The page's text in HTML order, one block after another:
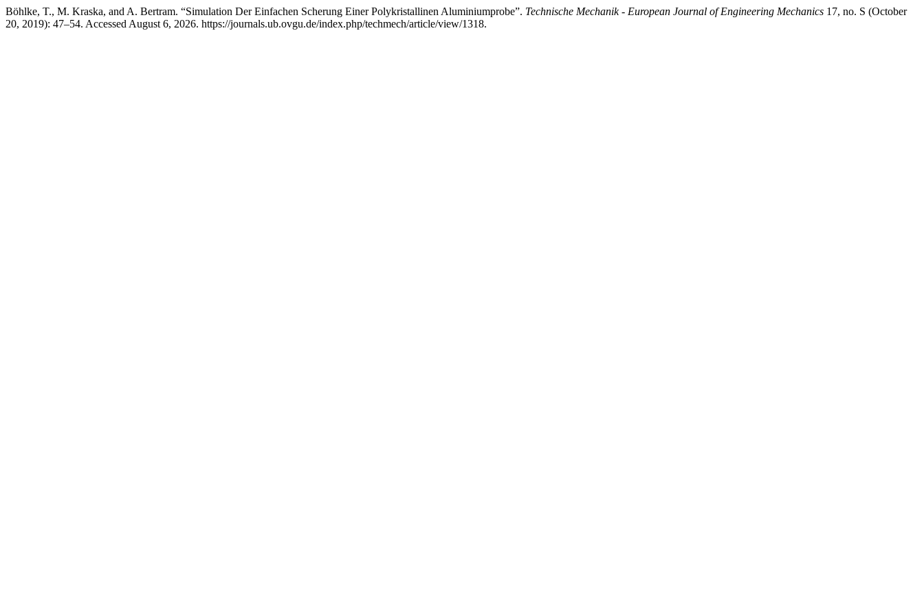
Böhlke, T., M. Kraska, and A. Bertram. “Simulation Der Einfachen Scherung Einer Polykristallinen Aluminiumprobe”. Technische Mechanik - European Journal of Engineering Mechanics 17, no. S (October
20, 2019): 47–54. Accessed August 6, 2026. https://journals.ub.ovgu.de/index.php/techmech/article/view/1318.